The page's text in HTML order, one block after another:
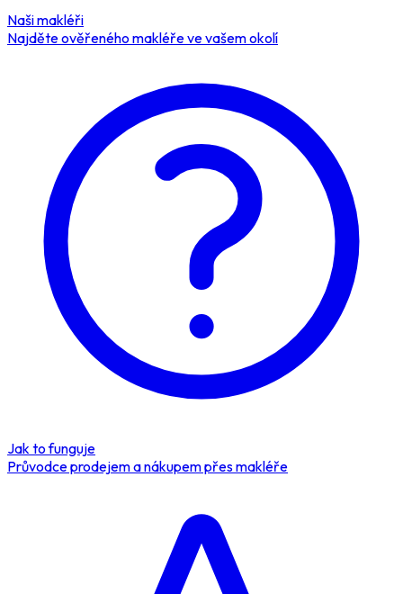
Naši makléři
Najděte ověřeného makléře ve vašem okolí
Jak to funguje
Průvodce prodejem a nákupem přes makléře